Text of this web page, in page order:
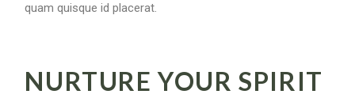
quam quisque id placerat.
NURTURE YOUR SPIRIT